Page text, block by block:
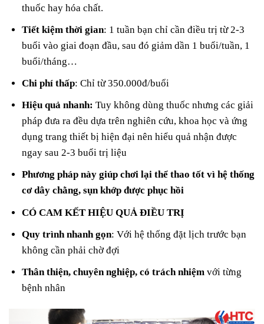
thuốc hay hóa chất.
Tiết kiệm thời gian: 1 tuần bạn chỉ cần điều trị từ 2-3
buổi vào giai đoạn đầu, sau đó giảm dần 1 buổi/tuần, 1
buổi/tháng…
Chi phí thấp: Chỉ từ 350.000đ/buổi
Hiệu quả nhanh: Tuy không dùng thuốc nhưng các giải
pháp đưa ra đều dựa trên nghiên cứu, khoa học và ứng
dụng trang thiết bị hiện đại nên hiểu quả nhận được
ngay sau 2-3 buổi trị liệu
Phương pháp này giúp chơi lại thể thao tốt vì hệ thống
cơ dây chằng, sụn khớp được phục hồi
CÓ CAM KẾT HIỆU QUẢ ĐIỀU TRỊ
Quy trình nhanh gọn: Với hệ thống đặt lịch trước bạn
không cần phải chờ đợi
Thân thiện, chuyên nghiệp, có trách nhiệm với từng
bệnh nhân